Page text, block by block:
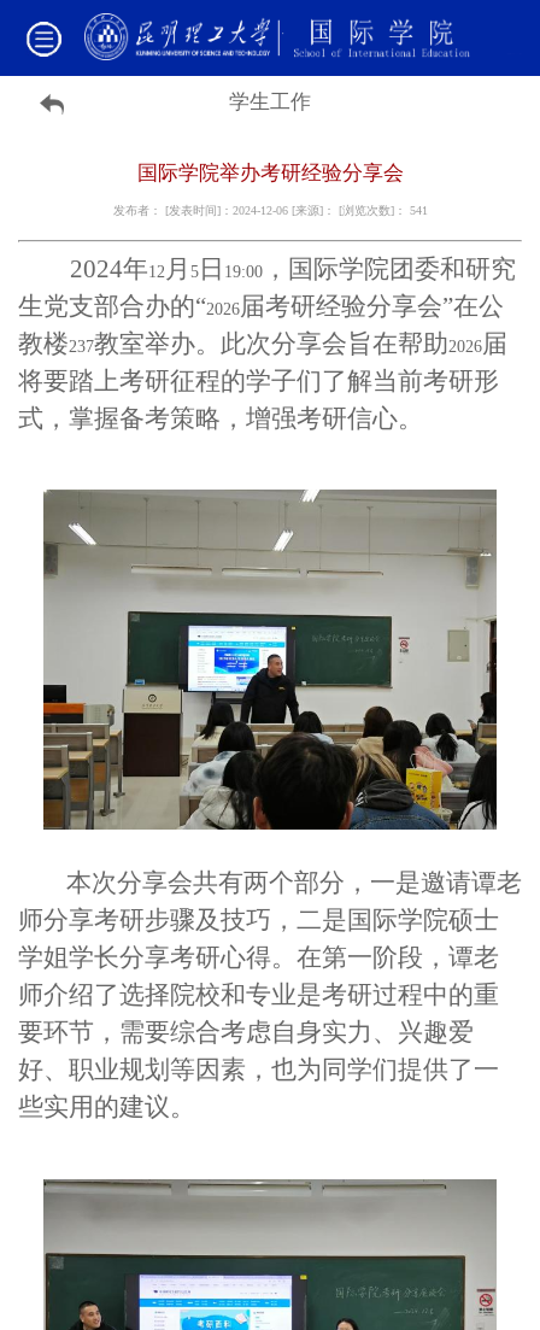
学生工作
国际学院举办考研经验分享会
发布者： [发表时间]：2024-12-06 [来源]： [浏览次数]： 541
2024年12 月 5 日 19:00 ，国际学院团委和研究
生党支部合办的“2026届考研经验分享会”在公
教楼237教室举办。此次分享会旨在帮助2026届
将要踏上考研征程的学子们了解当前考研形
式，掌握备考策略，增强考研信心。
本次分享会共有两个部分，一是邀请谭老
师分享考研步骤及技巧，二是国际学院硕士
学姐学长分享考研心得。在第一阶段，谭老
师介绍了选择院校和专业是考研过程中的重
要环节，需要综合考虑自身实力、兴趣爱
好、职业规划等因素，也为同学们提供了一
些实用的建议。